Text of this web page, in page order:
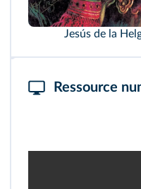
Jesús de la
Ressource